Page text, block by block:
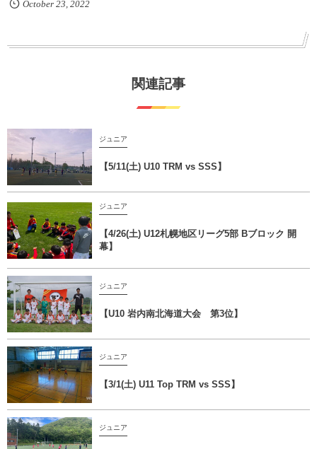
October 23, 2022
関連記事
ジュニア
【5/11(土) U10 TRM vs SSS】
ジュニア
【4/26(土) U12札幌地区リーグ5部 Bブロック 開
幕】
ジュニア
【U10 岩内南北海道大会 第3位】
ジュニア
【3/1(土) U11 Top TRM vs SSS】
ジュニア